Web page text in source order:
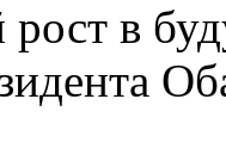
рост в